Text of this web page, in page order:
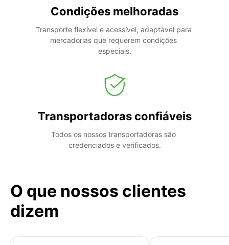
Condições melhoradas
Transporte flexível e acessível, adaptável para
mercadorias que requerem condições
especiais.
Transportadoras confiáveis
Todos os nossos transportadoras são
credenciados e verificados.
O que nossos clientes
dizem